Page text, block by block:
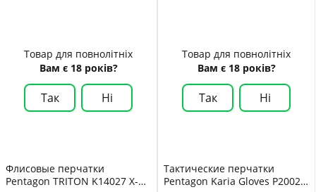
Товар для повнолітніх
Вам є 18 років?
Так Ні
Флисовые перчатки
Pentagon TRITON K14027 X-
Товар для повнолітніх
Вам є 18 років?
Так Ні
Тактические перчатки
Pentagon Karia Gloves P20027